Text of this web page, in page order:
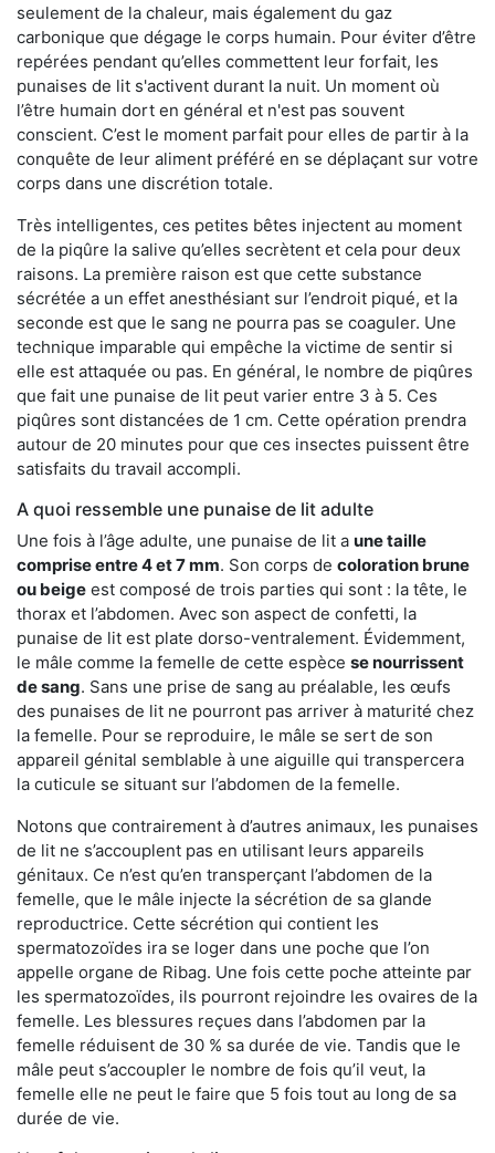
seulement de la chaleur, mais également du gaz
carbonique que dégage le corps humain. Pour éviter d’être
repérées pendant qu’elles commettent leur forfait, les
punaises de lit s'activent durant la nuit. Un moment où
l’être humain dort en général et n'est pas souvent
conscient. C’est le moment parfait pour elles de partir à la
conquête de leur aliment préféré en se déplaçant sur votre
corps dans une discrétion totale.
Très intelligentes, ces petites bêtes injectent au moment
de la piqûre la salive qu’elles secrètent et cela pour deux
raisons. La première raison est que cette substance
sécrétée a un effet anesthésiant sur l’endroit piqué, et la
seconde est que le sang ne pourra pas se coaguler. Une
technique imparable qui empêche la victime de sentir si
elle est attaquée ou pas. En général, le nombre de piqûres
que fait une punaise de lit peut varier entre 3 à 5. Ces
piqûres sont distancées de 1 cm. Cette opération prendra
autour de 20 minutes pour que ces insectes puissent être
satisfaits du travail accompli.
A quoi ressemble une punaise de lit adulte
Une fois à l’âge adulte, une punaise de lit a une taille
comprise entre 4 et 7 mm. Son corps de coloration brune
ou beige est composé de trois parties qui sont : la tête, le
thorax et l’abdomen. Avec son aspect de confetti, la
punaise de lit est plate dorso-ventralement. Évidemment,
le mâle comme la femelle de cette espèce se nourrissent
de sang. Sans une prise de sang au préalable, les œufs
des punaises de lit ne pourront pas arriver à maturité chez
la femelle. Pour se reproduire, le mâle se sert de son
appareil génital semblable à une aiguille qui transpercera
la cuticule se situant sur l’abdomen de la femelle.
Notons que contrairement à d’autres animaux, les punaises
de lit ne s’accouplent pas en utilisant leurs appareils
génitaux. Ce n’est qu’en transperçant l’abdomen de la
femelle, que le mâle injecte la sécrétion de sa glande
reproductrice. Cette sécrétion qui contient les
spermatozoïdes ira se loger dans une poche que l’on
appelle organe de Ribag. Une fois cette poche atteinte par
les spermatozoïdes, ils pourront rejoindre les ovaires de la
femelle. Les blessures reçues dans l’abdomen par la
femelle réduisent de 30 % sa durée de vie. Tandis que le
mâle peut s’accoupler le nombre de fois qu’il veut, la
femelle elle ne peut le faire que 5 fois tout au long de sa
durée de vie.